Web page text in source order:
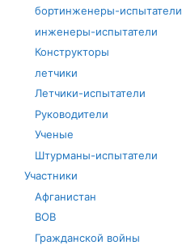
бортинженеры-испытатели
инженеры-испытатели
Конструкторы
летчики
Летчики-испытатели
Руководители
Ученые
Штурманы-испытатели
Участники
Афганистан
ВОВ
Гражданской войны